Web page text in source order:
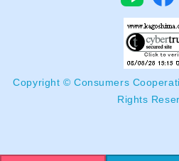
Copyright © Consumers
Rights